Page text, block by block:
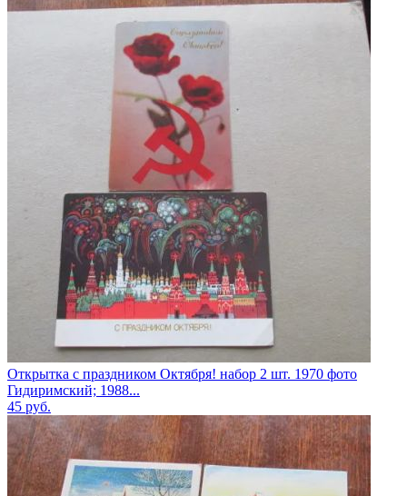
Открытка с праздником Октября! набор 2 шт. 1970 фото
Гидиримский; 1988...
45 руб.